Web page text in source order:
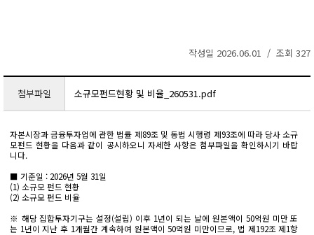
작성일 2026.06.01 / 조회 327
첨부파일 소규모펀드현황 및 비율_260531.pdf
자본시장과 금융투자업에 관한 법률 제89조 및 동법 시행령 제93조에 따라 당사 소규
모펀드 현황을 다음과 같이 공시하오니 자세한 사항은 첨부파일을 확인하시기 바랍
니다.
■ 기준일 : 2026년 5월 31일
(1) 소규모 펀드 현황
(2) 소규모 펀드 비율
※ 해당 집합투자기구는 설정(설립) 이후 1년이 되는 날에 원본액이 50억원 미만 또
는 1년이 지난 후 1개월간 계속하여 원본액이 50억원 미만이므로, 법 제192조 제1항